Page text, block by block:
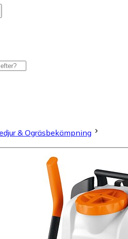
& Ogräsbekämpning